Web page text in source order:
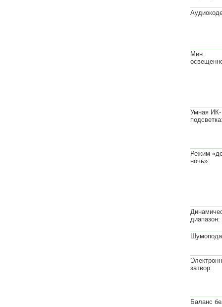
Мин.
Умная ИК-
Режим
ночь»:
диапазон:
затвор:
Баланс